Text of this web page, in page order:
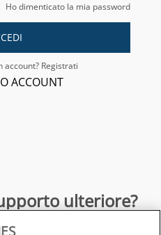
Ho dimenticato la mia password
account? Registrati
ACCOUNT
ulteriore?